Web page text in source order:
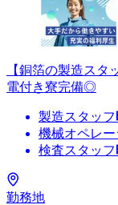
【銅箔の製造ス
電付き寮完備◎
製造スタッフ
機械オペレー
検査スタッフ
勤務地